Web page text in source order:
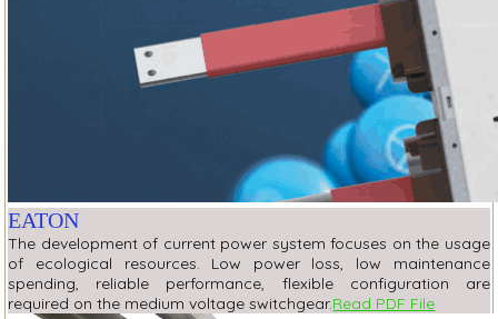
EATON
The development of current power system focuses on the usage
of ecological resources. Low power loss, low maintenance
spending, reliable performance, flexible configuration are
required on the medium voltage switchgear.Read PDF File